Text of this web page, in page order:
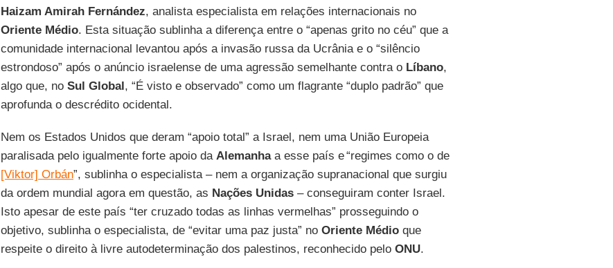
Haizam Amirah Fernández, analista especialista em relações internacionais no
Oriente Médio. Esta situação sublinha a diferença entre o “apenas grito no céu” que a
comunidade internacional levantou após a invasão russa da Ucrânia e o “silêncio
estrondoso” após o anúncio israelense de uma agressão semelhante contra o Líbano,
algo que, no Sul Global, “É visto e observado” como um flagrante “duplo padrão” que
aprofunda o descrédito ocidental.
Nem os Estados Unidos que deram “apoio total” a Israel, nem uma União Europeia
paralisada pelo igualmente forte apoio da Alemanhaa esse país e “regimes como o de
[Viktor] Orbán”, sublinha o especialista – nem a organização supranacional que surgiu
da ordem mundial agora em questão, as Nações Unidas– conseguiram conter Israel.
Isto apesar de este país “ter cruzado todas as linhas vermelhas” prosseguindo o
objetivo, sublinha o especialista, de “evitar uma paz justa” no Oriente Médioque
respeite o direito à livre autodeterminação dos palestinos, reconhecido pelo ONU.